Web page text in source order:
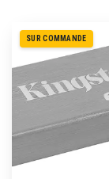
SUR COMMANDE